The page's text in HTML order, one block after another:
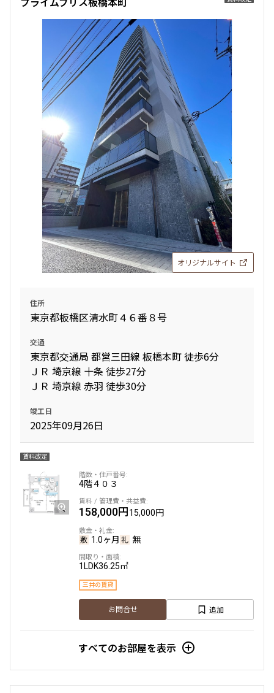
オリジナルサイト
住所
東京都板橋区清水町４６番８号
交通
東京都交通局 都営三田線 板橋本町 徒歩6分
ＪＲ 埼京線 十条 徒歩27分
ＪＲ 埼京線 赤羽 徒歩30分
竣工日
2025年09月26日
賃料改定
4階４０３
158,000円15,000円
1.0ヶ月 無
1LDK36.25㎡
三井の賃貸
お問合せ 追加
すべてのお部屋を表示